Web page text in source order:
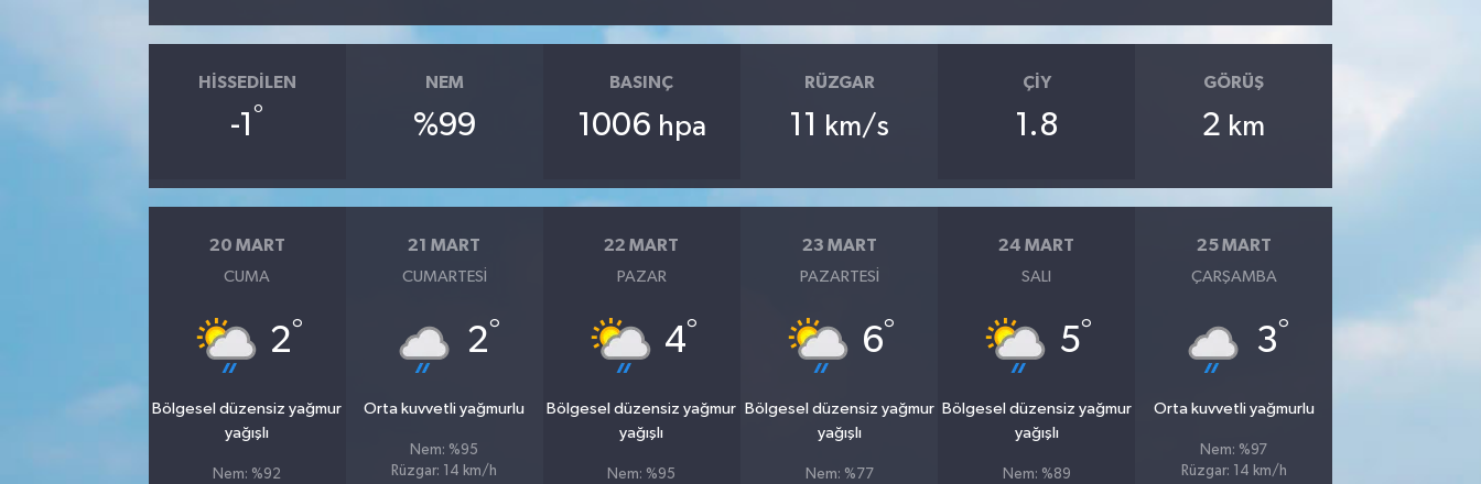
HISSEDILEN
-1°
NEM
%99
BASINÇ
1006 hpa
RÜZGAR
11 km/s
ÇIY
1.8
GÖRÜŞ
2 km
20 MART
CUMA
2°
Bölgesel düzensiz yağmur
yağışlı
Nem: %92
21 MART
CUMARTESI
2°
Orta kuvvetli yağmurlu
Nem: %95
Rüzgar: 14 km/h
22 MART
PAZAR
4°
Bölgesel düzensiz yağmur
yağışlı
Nem: %95
23 MART
PAZARTESI
6°
Bölgesel düzensiz yağmur
yağışlı
Nem: %77
24 MART
SALI
5°
Bölgesel düzensiz yağmur
yağışlı
Nem: %89
25 MART
ÇARŞAMBA
3°
Orta kuvvetli yağmurlu
Nem: %97
Rüzgar: 14 km/h